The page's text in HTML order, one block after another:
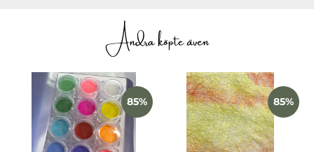
Andra köpte även
85% 85%